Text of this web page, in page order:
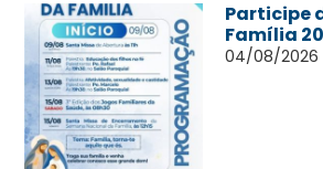
Participe
Família
04/08/2026